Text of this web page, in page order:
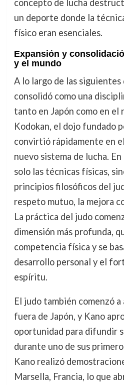
concepto de lucha
un deporte donde la
físico eran esenciales.
Expansión y
y el mundo
A lo largo de las siguientes
consolidó como una
tanto en Japón como en el
Kodokan, el dojo fundado
convirtió rápidamente en
nuevo sistema de lucha.
solo las técnicas físicas,
principios filosóficos del
respeto mutuo, la mejora
La práctica del judo
dimensión más profunda,
competencia física y se
desarrollo personal y el
espíritu.
El judo también comenzó
fuera de Japón, y Kano
oportunidad para difundir
durante uno de sus
Kano realizó
Marsella, Francia, lo que